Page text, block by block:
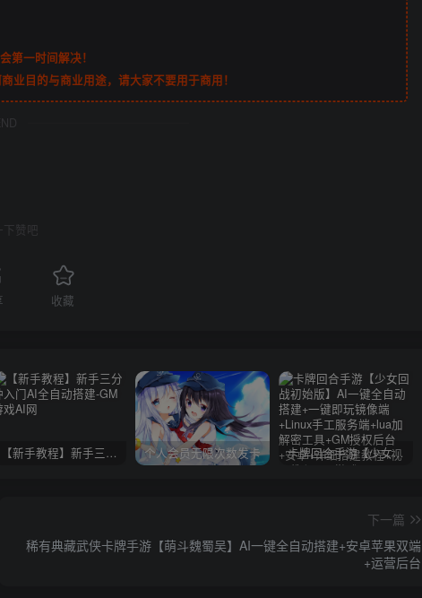
第一时间解决！
业目的与商业用途，请大家不要用于商用！
下赞吧
收藏
【新手教程】新手三分钟入门AI全自动搭建 个人会员无限次数发卡 卡牌回合手游【少女回战初始版】AI一键全自动搭建+一键即玩镜像端+Linux手工服务端+lua加解密工具+GM授权后台+安卓+详细搭建教程+视频教程
下一篇
稀有典藏武侠卡牌手游【萌斗魏蜀吴】AI一键全自动搭建+安卓苹果双端
+运营后台